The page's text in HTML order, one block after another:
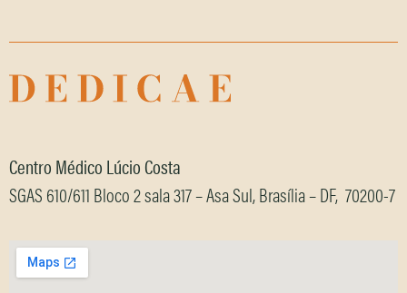
Centro Médico Lúcio Costa
SGAS 610/611 Bloco 2 sala 317 – Asa Sul, Brasília – DF, 70200-7